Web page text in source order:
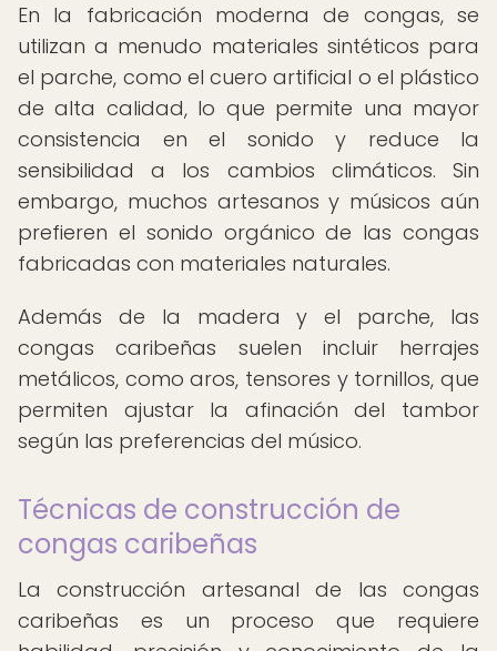
En la fabricación moderna de congas, se
utilizan a menudo materiales sintéticos para
el parche, como el cuero artificial o el plástico
de alta calidad, lo que permite una mayor
consistencia en el sonido y reduce la
sensibilidad a los cambios climáticos. Sin
embargo, muchos artesanos y músicos aún
prefieren el sonido orgánico de las congas
fabricadas con materiales naturales.
Además de la madera y el parche, las
congas caribeñas suelen incluir herrajes
metálicos, como aros, tensores y tornillos, que
permiten ajustar la afinación del tambor
según las preferencias del músico.
Técnicas de construcción de
congas caribeñas
La construcción artesanal de las congas
caribeñas es un proceso que requiere